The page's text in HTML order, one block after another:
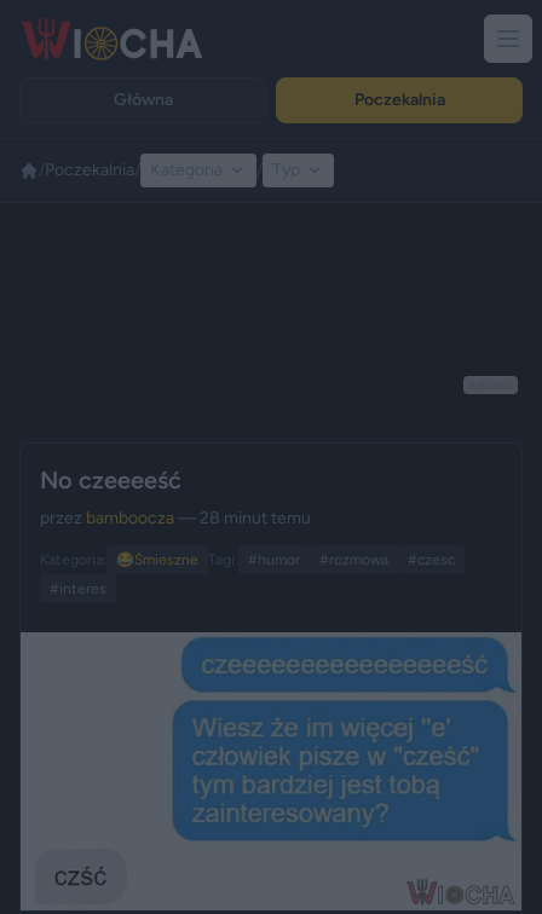
Główna Poczekalnia
Poczekalnia
No czeeeeść
przez bamboocza — 28 minut temu
Kategoria: 😂Śmieszne Tagi: #humor #rozmowa
#czesc
#interes